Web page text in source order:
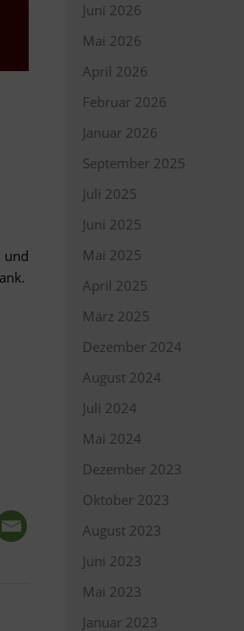
und
Juni 2026
Mai 2026
April 2026
Februar 2026
Januar 2026
September 2025
Juli 2025
Juni 2025
Mai 2025
April 2025
März 2025
Dezember 2024
August 2024
Juli 2024
Mai 2024
Dezember 2023
Oktober 2023
August 2023
Juni 2023
Mai 2023
Januar 2023